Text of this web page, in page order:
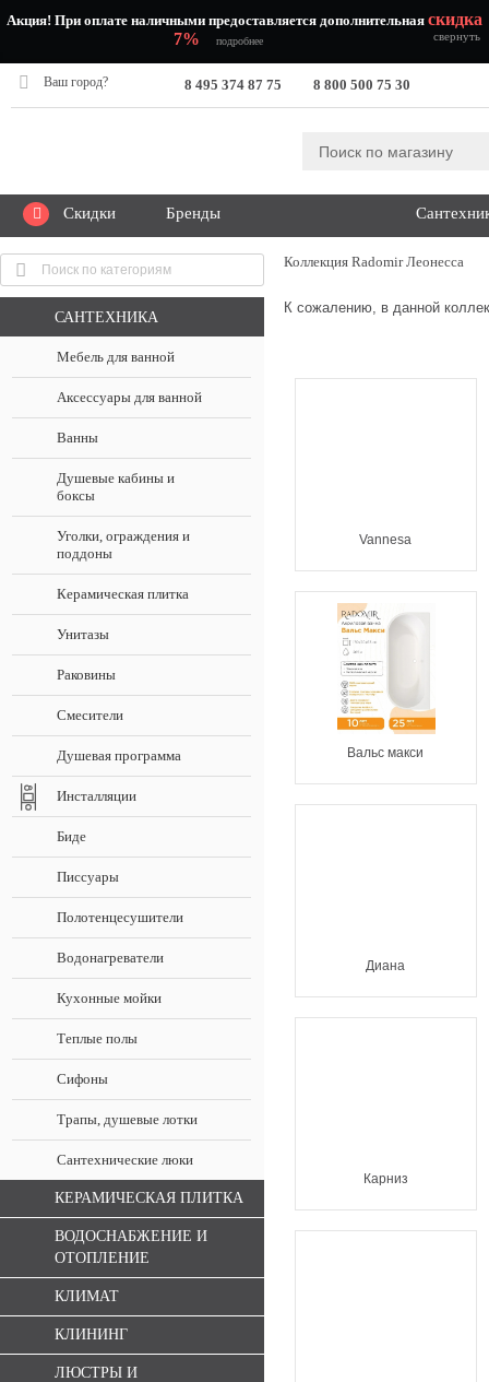
Акция! При оплате наличными предоставляется дополнительная скидка
7%
подробнее свернуть
Ваш город? 8 495 374 87 75 8 800 500 75 30
Скидки Бренды
САНТЕХНИКА
Мебель для ванной
Аксессуары для ванной
Ванны
Душевые кабины и
боксы
Уголки, ограждения и
поддоны
Керамическая плитка
Унитазы
Раковины
Смесители
Душевая программа
Инсталляции
Биде
Писсуары
Полотенцесушители
Водонагреватели
Кухонные мойки
Теплые полы
Сифоны
Трапы, душевые лотки
Сантехнические люки
КЕРАМИЧЕСКАЯ ПЛИТКА
ВОДОСНАБЖЕНИЕ И
ОТОПЛЕНИЕ
КЛИМАТ
КЛИНИНГ
ЛЮСТРЫ И
Коллекция Radomir Леонесса
К сожалению, в данной
Vannesa
Вальс макси
Диана
Карниз